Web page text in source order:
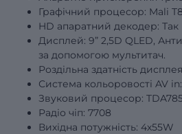
Графічний процесор: Mali
HD апаратний декодер: Так
Дисплей: 9” 2,5D QLED,
за допомогою мультитач.
Роздільна здатність
Система кольоровості AV in:
Звуковий процесор:
Радіо чіп: 7708
Вихідна потужність: 4х55W